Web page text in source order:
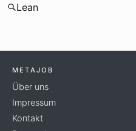
Lean
METAJOB
Über uns
Impressum
Kontakt